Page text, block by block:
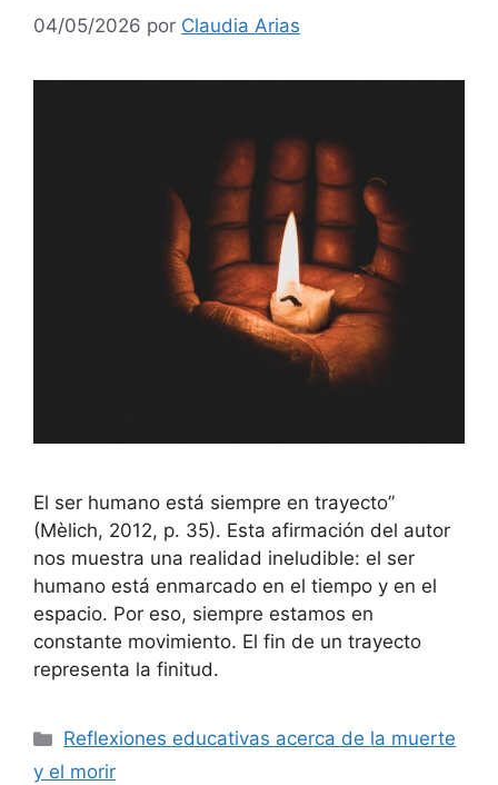
04/05/2026 por Claudia Arias
El ser humano está siempre en trayecto”
(Mèlich, 2012, p. 35). Esta afirmación del autor
nos muestra una realidad ineludible: el ser
humano está enmarcado en el tiempo y en el
espacio. Por eso, siempre estamos en
constante movimiento. El fin de un trayecto
representa la finitud.
Reflexiones educativas acerca de la muerte
y el morir